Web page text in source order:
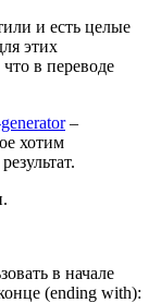
и есть целые
этих
в переводе
–
хотим
в начале
(ending with):